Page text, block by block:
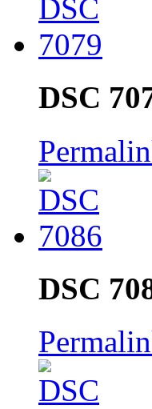
DSC
DSC